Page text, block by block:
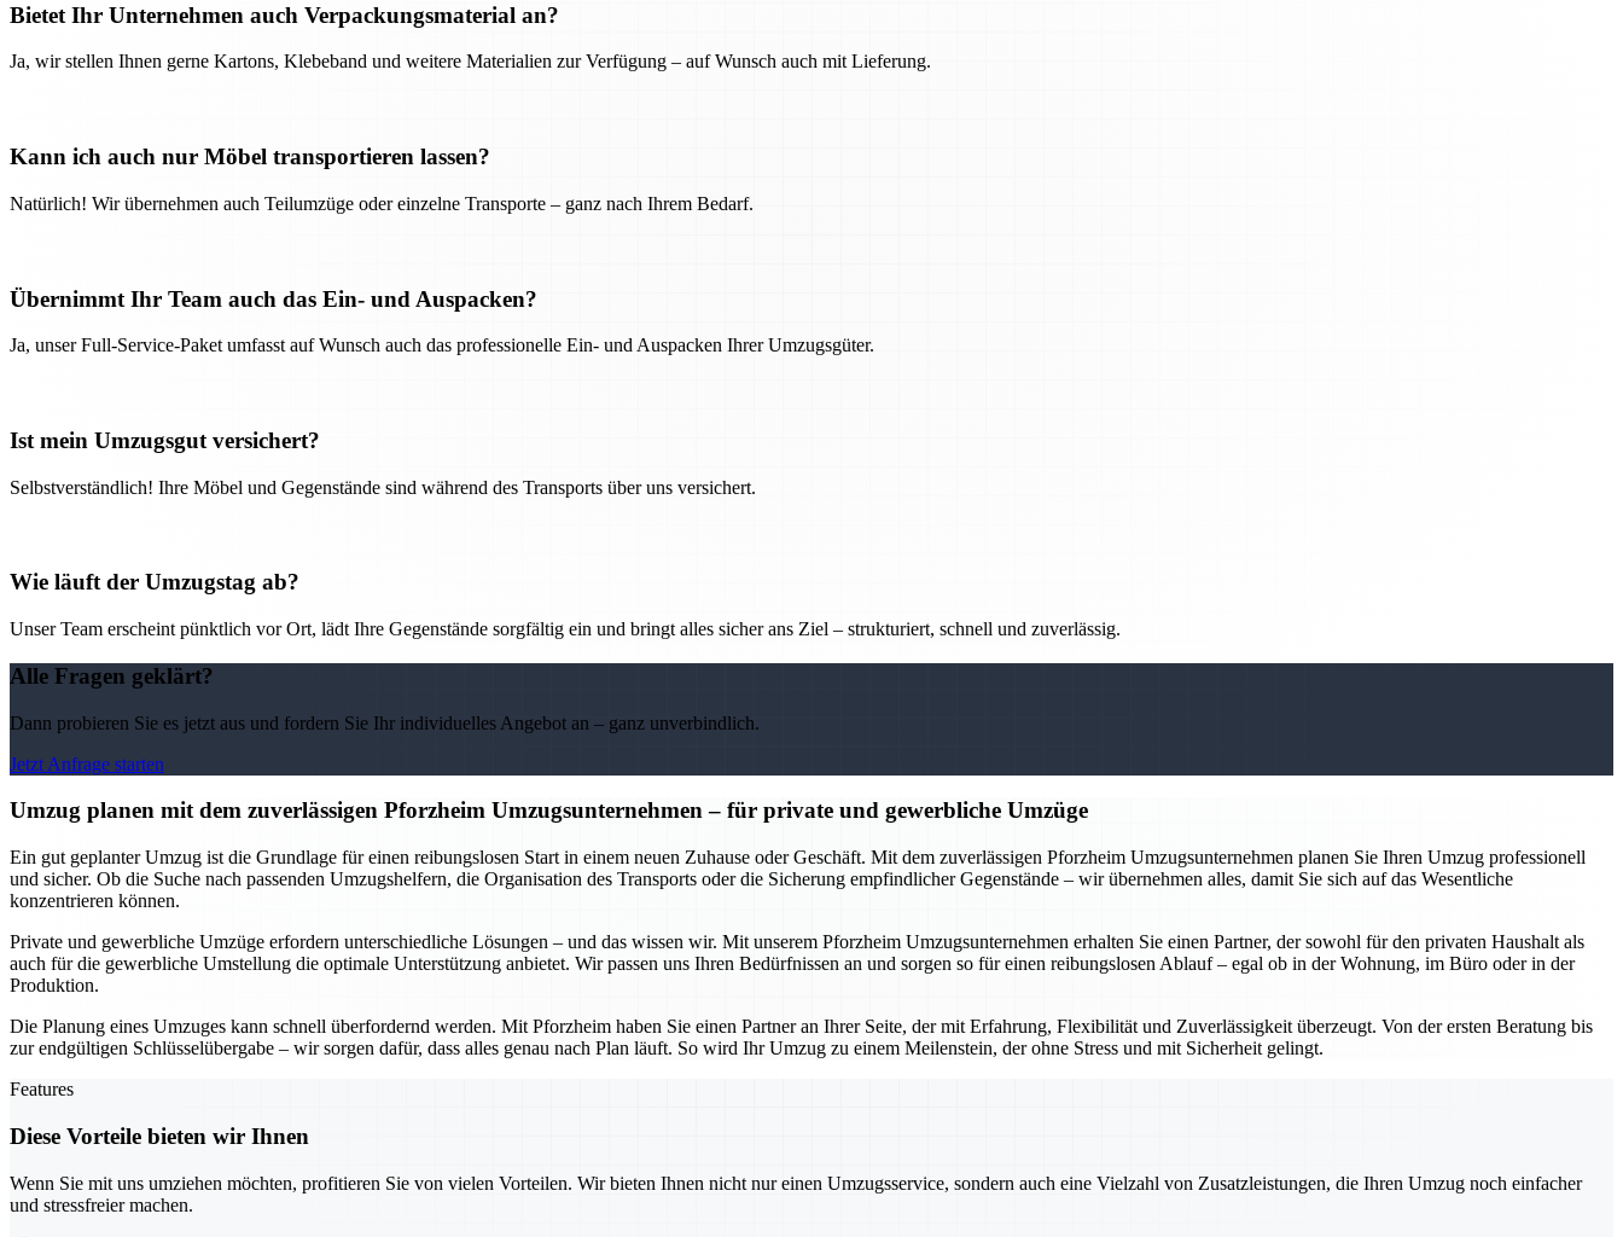
Bietet Ihr Unternehmen auch Verpackungsmaterial an?
Ja, wir stellen Ihnen gerne Kartons, Klebeband und weitere Materialien zur Verfügung – auf Wunsch auch mit Lieferung.
Kann ich auch nur Möbel transportieren lassen?
Natürlich! Wir übernehmen auch Teilumzüge oder einzelne Transporte – ganz nach Ihrem Bedarf.
Übernimmt Ihr Team auch das Ein- und Auspacken?
Ja, unser Full-Service-Paket umfasst auf Wunsch auch das professionelle Ein- und Auspacken Ihrer Umzugsgüter.
Ist mein Umzugsgut versichert?
Selbstverständlich! Ihre Möbel und Gegenstände sind während des Transports über uns versichert.
Wie läuft der Umzugstag ab?
Unser Team erscheint pünktlich vor Ort, lädt Ihre Gegenstände sorgfältig ein und bringt alles sicher ans Ziel – strukturiert, schnell und zuverlässig.
Alle Fragen geklärt?
Dann probieren Sie es jetzt aus und fordern Sie Ihr individuelles Angebot an – ganz unverbindlich.
Jetzt Anfrage starten
Umzug planen mit dem zuverlässigen Pforzheim Umzugsunternehmen – für private und gewerbliche Umzüge
Ein gut geplanter Umzug ist die Grundlage für einen reibungslosen Start in einem neuen Zuhause oder Geschäft. Mit dem zuverlässigen Pforzheim Umzugsunternehmen planen Sie Ihren Umzug professionell
und sicher. Ob die Suche nach passenden Umzugshelfern, die Organisation des Transports oder die Sicherung empfindlicher Gegenstände – wir übernehmen alles, damit Sie sich auf das Wesentliche
konzentrieren können.
Private und gewerbliche Umzüge erfordern unterschiedliche Lösungen – und das wissen wir. Mit unserem Pforzheim Umzugsunternehmen erhalten Sie einen Partner, der sowohl für den privaten Haushalt als
auch für die gewerbliche Umstellung die optimale Unterstützung anbietet. Wir passen uns Ihren Bedürfnissen an und sorgen so für einen reibungslosen Ablauf – egal ob in der Wohnung, im Büro oder in der
Produktion.
Die Planung eines Umzuges kann schnell überfordernd werden. Mit Pforzheim haben Sie einen Partner an Ihrer Seite, der mit Erfahrung, Flexibilität und Zuverlässigkeit überzeugt. Von der ersten Beratung bis
zur endgültigen Schlüsselübergabe – wir sorgen dafür, dass alles genau nach Plan läuft. So wird Ihr Umzug zu einem Meilenstein, der ohne Stress und mit Sicherheit gelingt.
Features
Diese Vorteile bieten wir Ihnen
Wenn Sie mit uns umziehen möchten, profitieren Sie von vielen Vorteilen. Wir bieten Ihnen nicht nur einen Umzugsservice, sondern auch eine Vielzahl von Zusatzleistungen, die Ihren Umzug noch einfacher
und stressfreier machen.